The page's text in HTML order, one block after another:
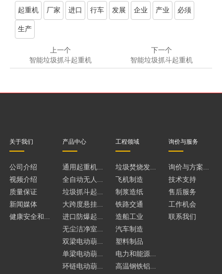
起重机
厂家 进口 行车 发展 企业 产业 必须
生产
上一个
智能垃圾抓斗起重机
下一个
智能垃圾抓斗起重机
关于我们
公司介绍
视频介绍
质量保证
新闻媒体
健康安全和...
产品中心
通用起重机...
全自动无人...
垃圾抓斗起...
大跨度悬挂...
进口防爆起...
无尘洁净室...
双梁电动葫...
单梁电动葫...
环链电动葫...
工程领域
垃圾焚烧发...
飞机制造
制浆造纸
铁路交通
造船工业
汽车制造
塑料制品
电力和能源...
高温钢铁铝...
询价与服务
询价与方案...
技术支持
售后服务
工作机会
联系我们